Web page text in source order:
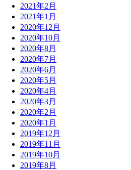
2021年2月
2021年1月
2020年12月
2020年10月
2020年8月
2020年7月
2020年6月
2020年5月
2020年4月
2020年3月
2020年2月
2020年1月
2019年12月
2019年11月
2019年10月
2019年8月